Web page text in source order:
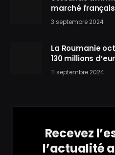
marché français
3 septembre 2024
La Roumanie
130 millions
11 septembre 2024
Recevez
l’actualité